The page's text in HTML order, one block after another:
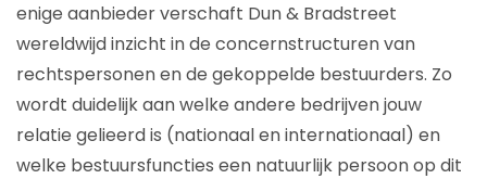
enige aanbieder verschaft Dun & Bradstreet
wereldwijd inzicht in de concernstructuren van
rechtspersonen en de gekoppelde bestuurders. Zo
wordt duidelijk aan welke andere bedrijven jouw
relatie gelieerd is (nationaal en internationaal) en
welke bestuursfuncties een natuurlijk persoon op dit